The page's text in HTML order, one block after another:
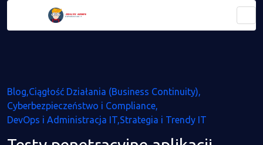
Blog Ciągłość Działania (Business Continuity)
Cyberbezpieczeństwo i Compliance
DevOps i Administracja IT Strategia i Trendy IT